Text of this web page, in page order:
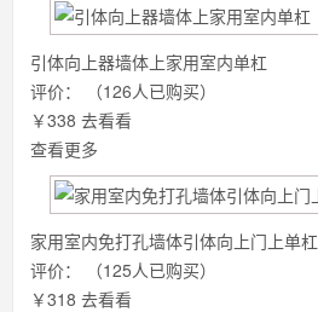
引体向上器墙体上家用室内单杠
评价：
（126人已购买）
￥338 去看看
查看更多
家用室内免打孔墙体引体向上门上单杠
评价：
（125人已购买）
￥318 去看看